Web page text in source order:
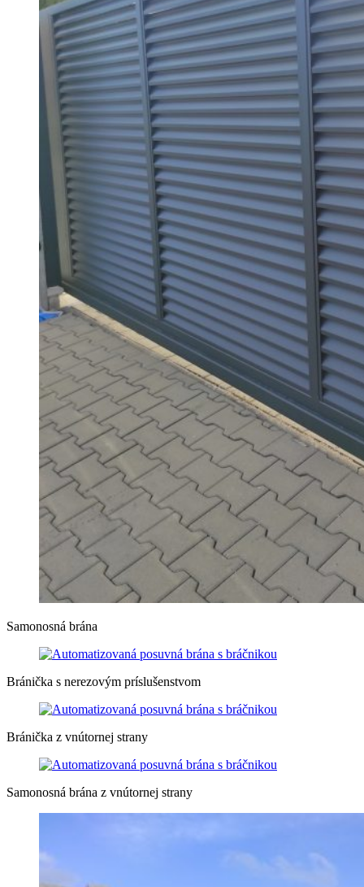
Samonosná brána
Bránička s nerezovým príslušenstvom
Bránička z vnútornej strany
Samonosná brána z vnútornej strany